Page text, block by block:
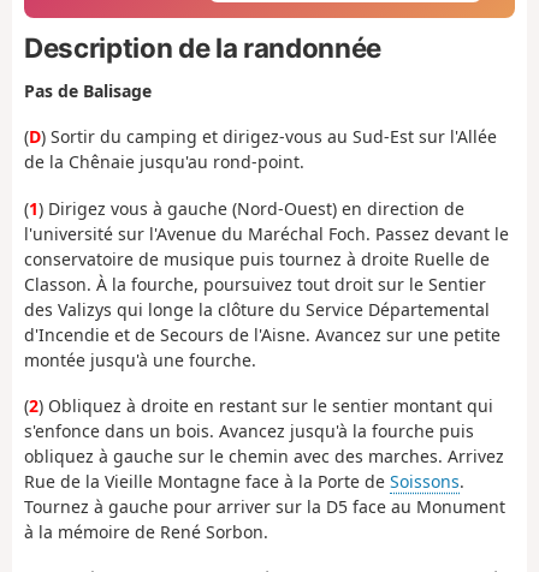
Description de la randonnée
Pas de Balisage
(D) Sortir du camping et dirigez-vous au Sud-Est sur l'Allée
de la Chênaie jusqu'au rond-point.
(1) Dirigez vous à gauche (Nord-Ouest) en direction de
l'université sur l'Avenue du Maréchal Foch. Passez devant le
conservatoire de musique puis tournez à droite Ruelle de
Classon. À la fourche, poursuivez tout droit sur le Sentier
des Valizys qui longe la clôture du Service Départemental
d'Incendie et de Secours de l'Aisne. Avancez sur une petite
montée jusqu'à une fourche.
(2) Obliquez à droite en restant sur le sentier montant qui
s'enfonce dans un bois. Avancez jusqu'à la fourche puis
obliquez à gauche sur le chemin avec des marches. Arrivez
Rue de la Vieille Montagne face à la Porte de Soissons.
Tournez à gauche pour arriver sur la D5 face au Monument
à la mémoire de René Sorbon.